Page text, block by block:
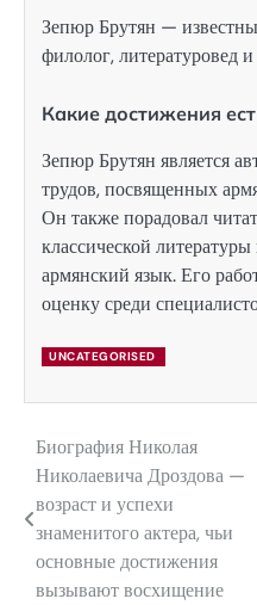
Зепюр Брутян —
филолог, литературовед
Какие достижения
Зепюр Брутян является
трудов, посвященных
Он также порадовал
классической
армянский язык. Его
оценку среди
UNCATEGORISED
Навигация
по
записям
Биография Николая
Николаевича Дроздова —
возраст и успехи
знаменитого актера, чьи
основные достижения
вызывают восхищение